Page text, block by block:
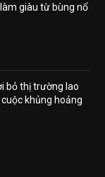
giàu từ bùng nổ
bỏ thị trường lao
khủng hoảng